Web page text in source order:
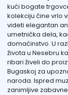
kući bogate
kolekciju čine vrlo
videti elegantan
umetnička dela,
domaćinstvo. U
života u Nesebru
ribari živeli do
Bugaskoj za
naroda. Ispred
zanimljive